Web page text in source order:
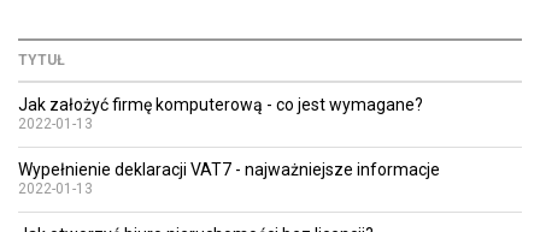
TYTUŁ
Jak założyć firmę komputerową - co jest wymagane?
2022-01-13
Wypełnienie deklaracji VAT7 - najważniejsze informacje
2022-01-13